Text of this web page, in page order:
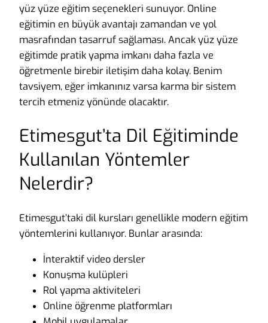
yüz yüze eğitim seçenekleri sunuyor. Online
eğitimin en büyük avantajı zamandan ve yol
masrafından tasarruf sağlaması. Ancak yüz yüze
eğitimde pratik yapma imkanı daha fazla ve
öğretmenle birebir iletişim daha kolay. Benim
tavsiyem, eğer imkanınız varsa karma bir sistem
tercih etmeniz yönünde olacaktır.
Etimesgut’ta Dil Eğitiminde
Kullanılan Yöntemler
Nelerdir?
Etimesgut’taki dil kursları genellikle modern eğitim
yöntemlerini kullanıyor. Bunlar arasında:
İnteraktif video dersler
Konuşma kulüpleri
Rol yapma aktiviteleri
Online öğrenme platformları